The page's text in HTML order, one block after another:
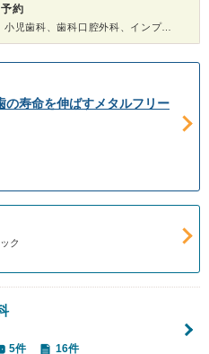
約
診療科：歯科、矯正歯科、歯周病科、小児歯科、歯科口腔外科、インプラント、ホワイトニング
の寿命を伸ばすメタルフリー
ク
5件 16件